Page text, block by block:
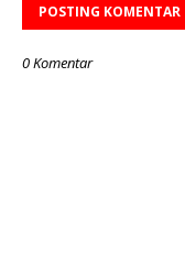
POSTING KOMENTAR
0 Komentar